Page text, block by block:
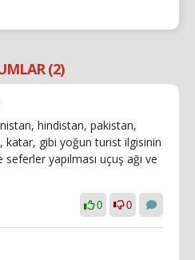
(2)
hindistan, pakistan,
katar, gibi yoğun turist ilgisinin
yapılması uçuş ağı ve
0 0